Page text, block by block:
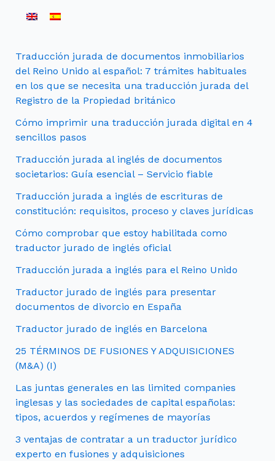
Traducción jurada de documentos inmobiliarios
del Reino Unido al español: 7 trámites habituales
en los que se necesita una traducción jurada del
Registro de la Propiedad británico
Cómo imprimir una traducción jurada digital en 4
sencillos pasos
Traducción jurada al inglés de documentos
societarios: Guía esencial – Servicio fiable
Traducción jurada a inglés de escrituras de
constitución: requisitos, proceso y claves jurídicas
Cómo comprobar que estoy habilitada como
traductor jurado de inglés oficial
Traducción jurada a inglés para el Reino Unido
Traductor jurado de inglés para presentar
documentos de divorcio en España
Traductor jurado de inglés en Barcelona
25 TÉRMINOS DE FUSIONES Y ADQUISICIONES
(M&A) (I)
Las juntas generales en las limited companies
inglesas y las sociedades de capital españolas:
tipos, acuerdos y regímenes de mayorías
3 ventajas de contratar a un traductor jurídico
experto en fusiones y adquisiciones